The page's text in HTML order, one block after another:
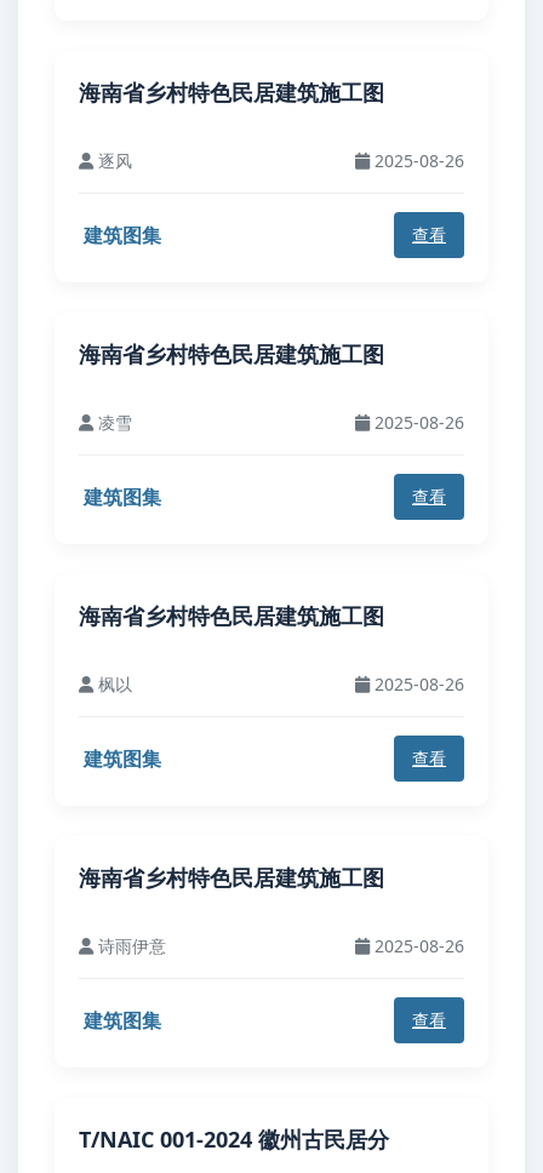
海南省乡村特色民居建筑施工图
逐风 2025-08-26
建筑图集 查看
海南省乡村特色民居建筑施工图
凌雪 2025-08-26
建筑图集 查看
海南省乡村特色民居建筑施工图
枫以 2025-08-26
建筑图集 查看
海南省乡村特色民居建筑施工图
诗雨伊意 2025-08-26
建筑图集 查看
T/NAIC 001-2024 徽州古民居分